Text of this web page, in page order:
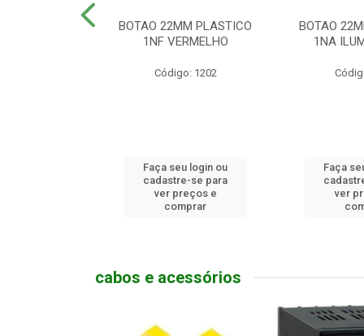
BOTAO 22MM PLASTICO
1NF VERMELHO
Código: 1202
Faça seu login ou
cadastre-se para
ver preços e
comprar
BOTAO
1NA
Faça
ver
cabos e acessórios